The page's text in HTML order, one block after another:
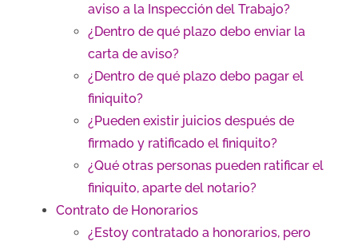
aviso a la Inspección del Trabajo?
¿Dentro de qué plazo debo enviar la
carta de aviso?
¿Dentro de qué plazo debo pagar el
finiquito?
¿Pueden existir juicios después de
firmado y ratificado el finiquito?
¿Qué otras personas pueden ratificar el
finiquito, aparte del notario?
Contrato de Honorarios
¿Estoy contratado a honorarios, pero